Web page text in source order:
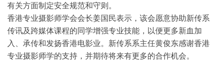
有关方面制定安全规范和守则。
香港专业摄影师学会会长姜国民表示，该会愿意协助新传系
传讯及跨媒体课程的同学增强专业技能，以便更多新血加
入、承传和发扬香港电影业。新传系系主任黄俊东感谢香港
专业摄影师学的支持，并期待将来有更多的合作机会。